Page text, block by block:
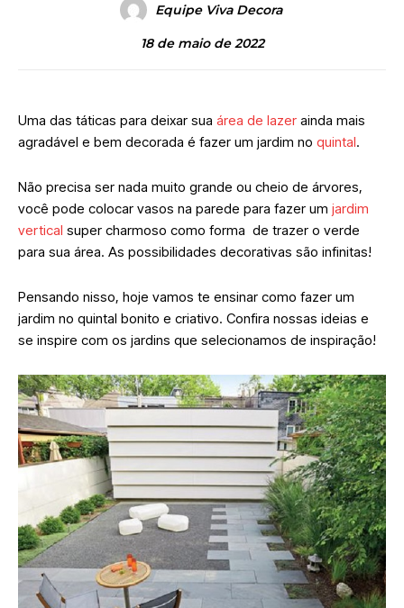
Equipe Viva Decora
18 de maio de 2022
Uma das táticas para deixar sua área de lazer ainda mais
agradável e bem decorada é fazer um jardim no quintal.
Não precisa ser nada muito grande ou cheio de árvores,
você pode colocar vasos na parede para fazer um jardim
vertical super charmoso como forma de trazer o verde
para sua área. As possibilidades decorativas são infinitas!
Pensando nisso, hoje vamos te ensinar como fazer um
jardim no quintal bonito e criativo. Confira nossas ideias e
se inspire com os jardins que selecionamos de inspiração!